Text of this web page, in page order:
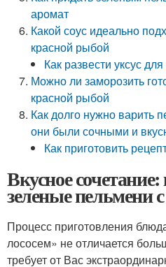
аромат
Какой соус идеально
красной рыбой
Как развести уксус
Можно ли заморозить
красной рыбой
Как долго нужно варить
они были сочными и
Как приготовить
Вкусное
зеленые пельмени
Процесс приготовления
лососем» не отличается
требует от Вас